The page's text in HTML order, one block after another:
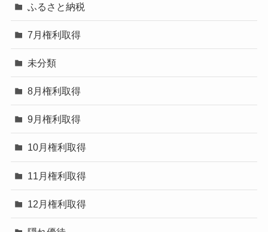
ふるさと納税
7月権利取得
未分類
8月権利取得
9月権利取得
10月権利取得
11月権利取得
12月権利取得